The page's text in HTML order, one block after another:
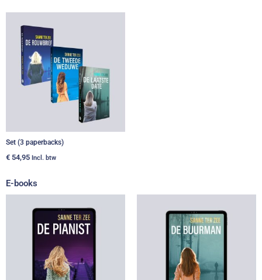
Set (3 paperbacks)
€ 54,95 Incl. btw
E-books